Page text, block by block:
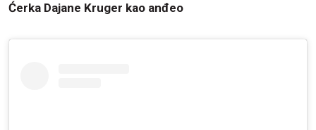
Ćerka Dajane Kruger kao anđeo